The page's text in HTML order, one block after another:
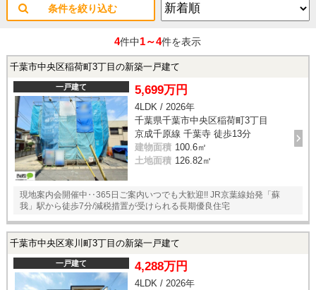
条件を絞り込む
4件中1～4件を表示
千葉市中央区稲荷町3丁目の新築一戸建て
一戸建て 5,699万円
4LDK / 2026年
千葉県千葉市中央区稲荷町3丁目
京成千原線 千葉寺 徒歩13分
建物面積 100.6㎡
土地面積 126.82㎡
現地案内会開催中‥365日ご案内いつでも大歓迎!! JR京葉線始発「蘇
我」駅から徒歩7分/減税措置が受けられる長期優良住宅
千葉市中央区寒川町3丁目の新築一戸建て
一戸建て 4,288万円
4LDK / 2026年